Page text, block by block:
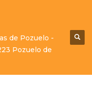
de Pozuelo -
Pozuelo de